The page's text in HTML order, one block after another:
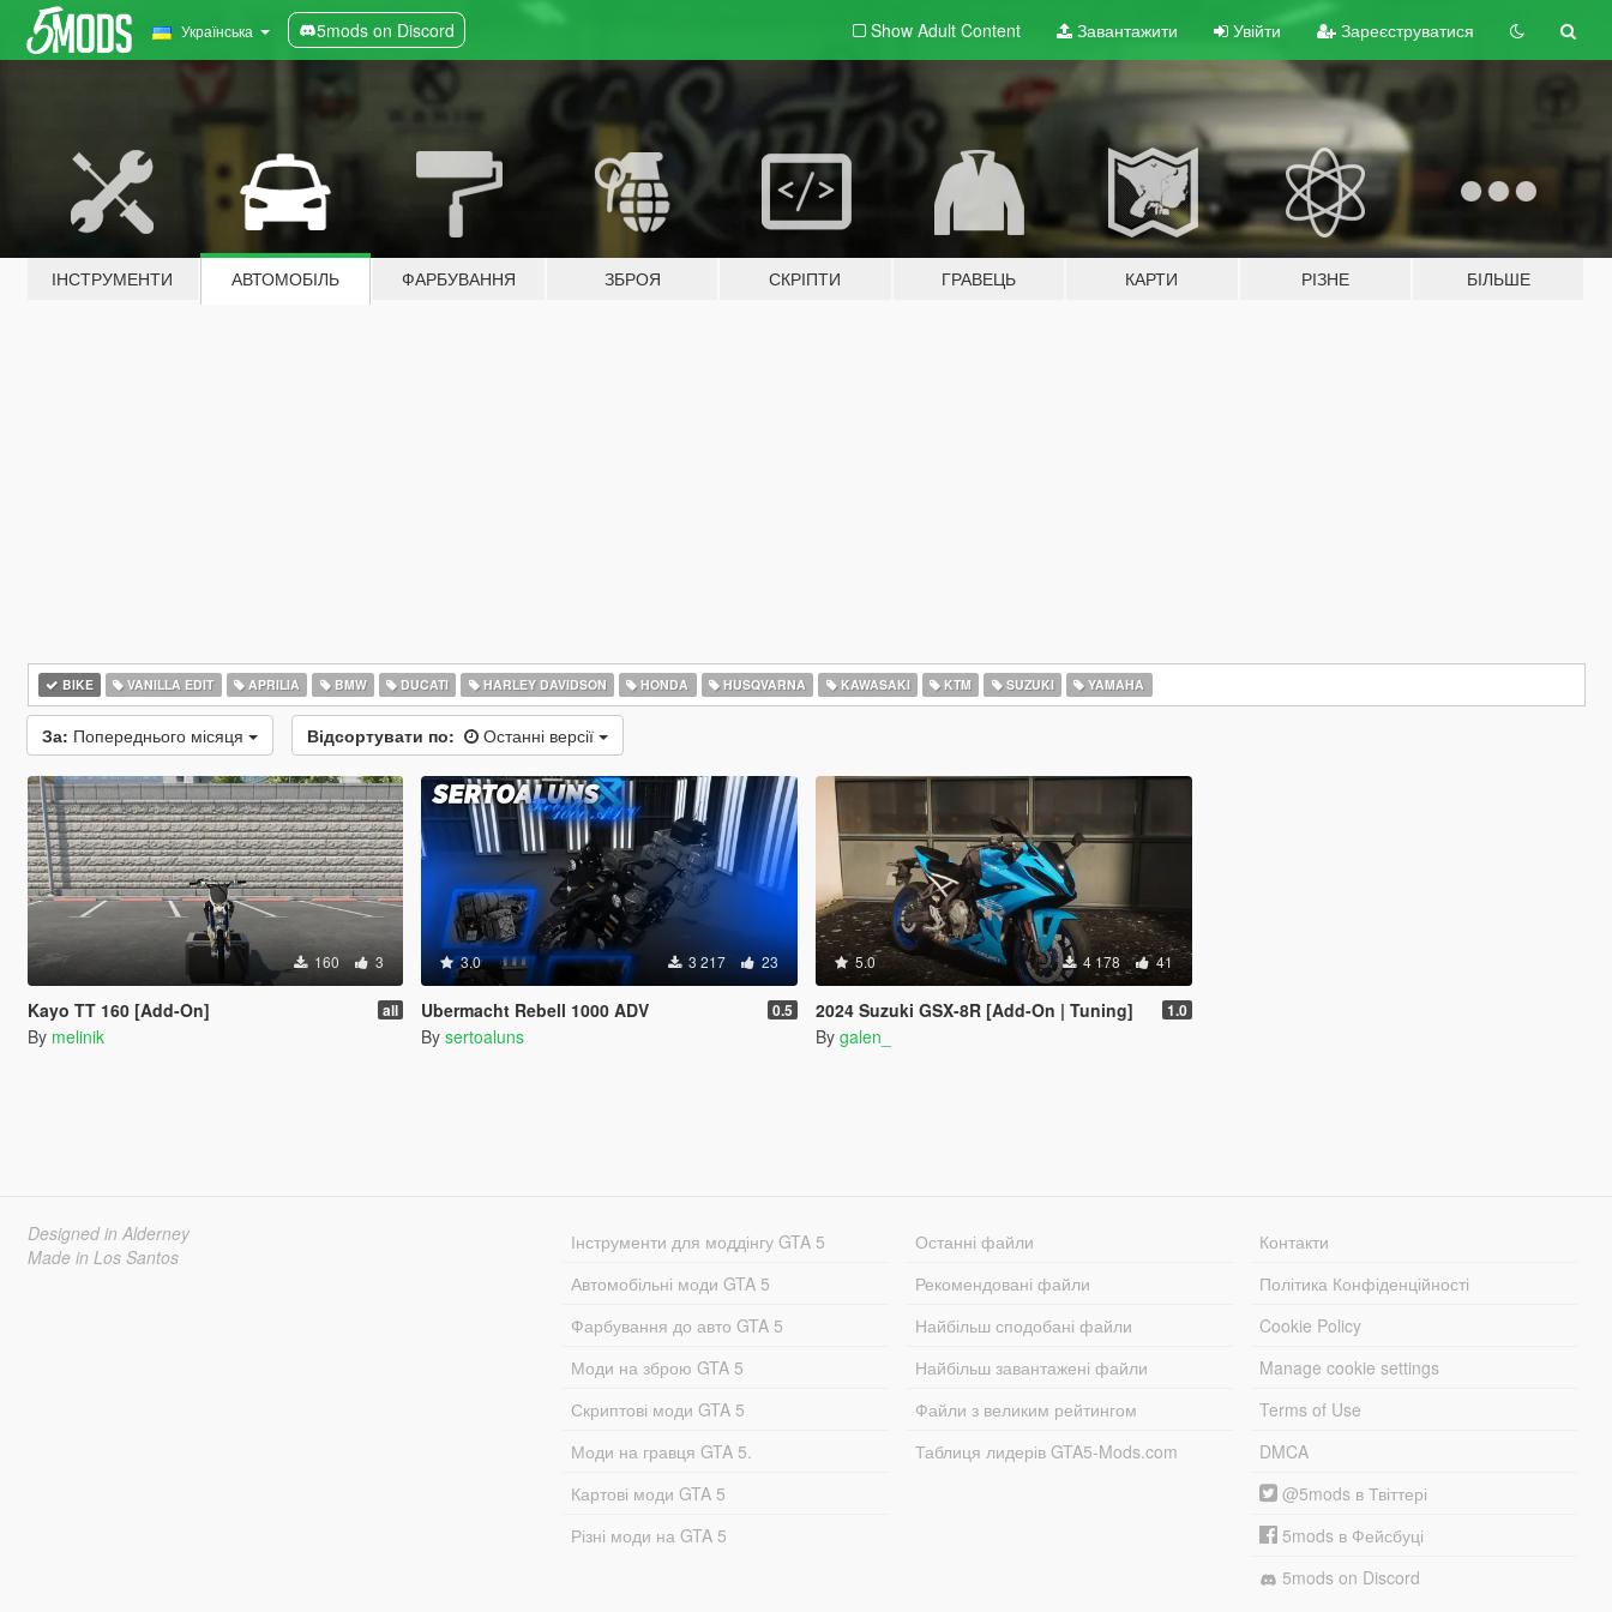
Українська 5mods on Discord Show Adult Content Завантажити Увійти Зареєструватися
ІНСТРУМЕНТИ АВТОМОБІЛЬ ФАРБУВАННЯ ЗБРОЯ СКРІПТИ ГРАВЕЦЬ КАРТИ РІЗНЕ БІЛЬШЕ
BIKE VANILLA EDIT APRILIA BMW DUCATI HARLEY DAVIDSON HONDA HUSQVARNA KAWASAKI KTM SUZUKI YAMAHA
За: Попереднього місяця Відсортувати по: Останні версії
160 3
Kayo TT 160 [Add-On] all
By melinik
3.0 3 217 23
Ubermacht Rebell 1000 ADV 0.5
By sertoaluns
5.0 4 178 41
2024 Suzuki GSX-8R [Add-On | Tuning] 1.0
By galen_
Designed in Alderney
Made in Los Santos
Інструменти для моддінгу GTA 5
Автомобільні моди GTA 5
Фарбування до авто GTA 5
Моди на зброю GTA 5
Скриптові моди GTA 5
Моди на гравця GTA 5.
Картові моди GTA 5
Різні моди на GTA 5
Останні файли
Рекомендовані файли
Найбільш сподобані файли
Найбільш завантажені файли
Файли з великим рейтингом
Таблиця лидерів GTA5-Mods.com
Контакти
Політика Конфіденційності
Cookie Policy
Manage cookie settings
Terms of Use
DMCA
@5mods в Твіттері
5mods в Фейсбуці
5mods on Discord